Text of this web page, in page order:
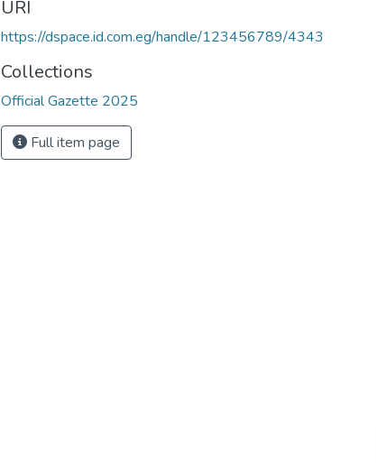
URI
https://dspace.id.com.eg/handle/123456789/4343
Collections
Official Gazette 2025
Full item page